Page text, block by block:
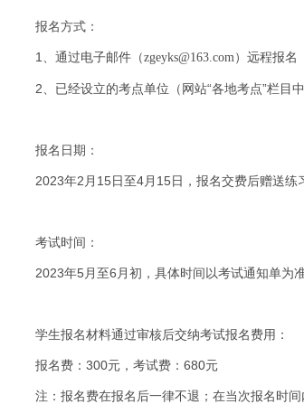
报名方式：
1、通过电子邮件 （zgeyks@163.com） 远程报名
2、已经设立的考点单位（网站“各地考点”栏目
报名日期：
2023年2月15日至4月15日，报名交费后赠送练
考试时间：
2023年5月至6月初，具体时间以考试通知单为准
学生报名材料通过审核后交纳考试报名费用：
报名费：300元，考试费：680元
注：报名费在报名后一律不退；在当次报名时